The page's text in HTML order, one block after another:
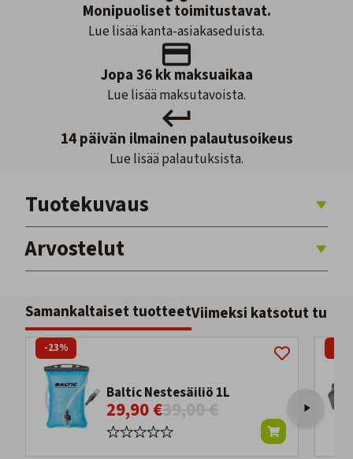
Monipuoliset toimitustavat.
Lue lisää kanta-asiakaseduista.
Jopa 36 kk maksuaikaa
Lue lisää maksutavoista.
14 päivän ilmainen palautusoikeus
Lue lisää palautuksista.
Tuotekuvaus
Arvostelut
Samankaltaiset tuotteetViimeksi katsotut
Baltic Nestesäiliö 1L
29,90 €39,00 €
-23%